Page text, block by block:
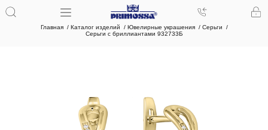
Главная Каталог изделий Ювелирные украшения
Серьги
Серьги с бриллиантами 932733Б